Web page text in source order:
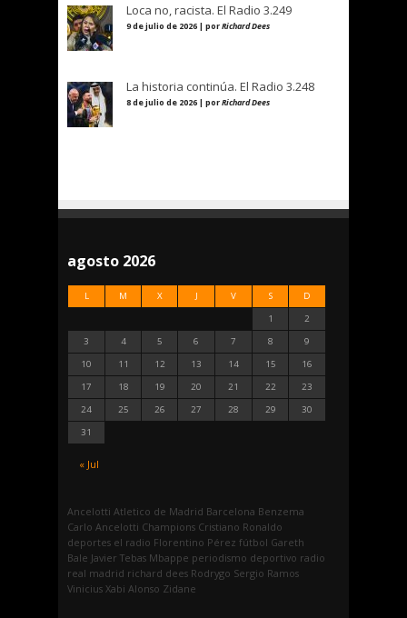
Loca no, racista. El Radio 3.249
9 de julio de 2026 | porRichard Dees
La historia continúa. El Radio 3.248
8 de julio de 2026 | porRichard Dees
agosto 2026
L M X J V S D
« Jul
1
2
3
4 5 6 7 8
9
10
11 12 13 14 15
16
17
18 19 20 21 22
23
24
25 26 27 28 29
30
31
Ancelotti Atletico de Madrid Barcelona Benzema
Carlo Ancelotti Champions Cristiano Ronaldo
deportes el radio Florentino Pérez fútbol Gareth
Bale Javier Tebas Mbappe periodismo deportivo radio
real madrid richard dees Rodrygo Sergio Ramos
Vinicius Xabi Alonso Zidane